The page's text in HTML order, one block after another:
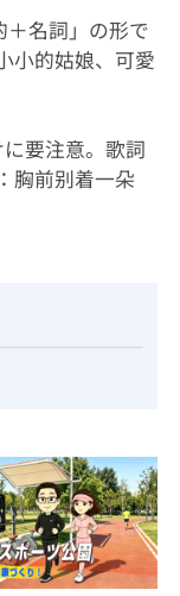
＋名詞」の形で
小的姑娘、可愛
要注意。歌詞
胸前别着一朵